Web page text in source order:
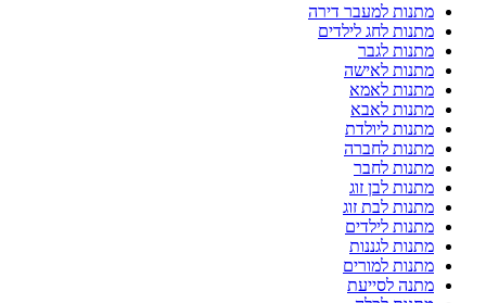
מתנות למעבר דירה
מתנות לחג לילדים
מתנות לגבר
מתנות לאישה
מתנות לאמא
מתנות לאבא
מתנות ליולדת
מתנות לחברה
מתנות לחבר
מתנות לבן זוג
מתנות לבת זוג
מתנות לילדים
מתנות לגננות
מתנות למורים
מתנה לסייעת